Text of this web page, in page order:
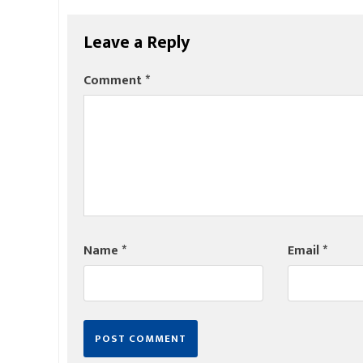
Leave a Reply
Comment*
Name* Email*